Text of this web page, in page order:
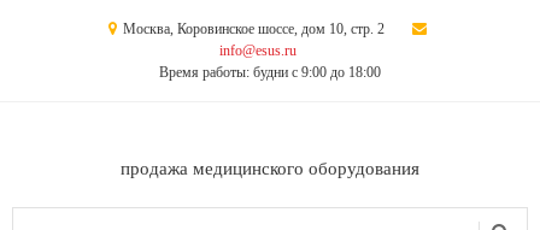
Москва, Коровинское шоссе, дом 10, стр. 2
info@esus.ru
Время работы: будни с 9:00 до 18:00
продажа медицинского оборудования